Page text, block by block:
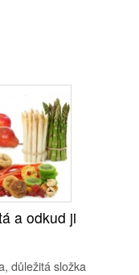
a odkud ji
důležitá složka